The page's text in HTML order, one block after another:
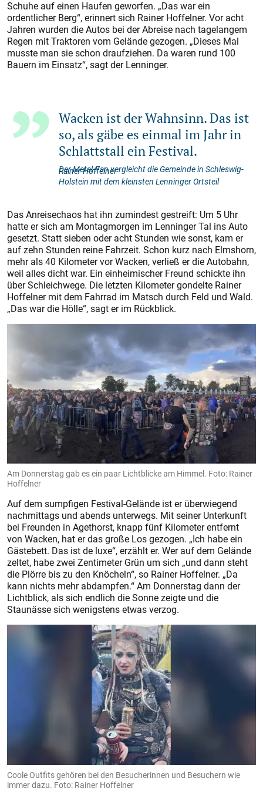
Schuhe auf einen Haufen geworfen. „Das war ein
ordentlicher Berg“, erinnert sich Rainer Hoffelner. Vor acht
Jahren wurden die Autos bei der Abreise nach tagelangem
Regen mit Traktoren vom Gelände gezogen. „Dieses Mal
musste man sie schon draufziehen. Da waren rund 100
Bauern im Einsatz“, sagt der Lenninger.
Wacken ist der Wahnsinn. Das ist
so, als gäbe es einmal im Jahr in
Schlattstall ein Festival.
Rainer Hoffelner
Der Metal-Fan vergleicht die Gemeinde in Schleswig-
Holstein mit dem kleinsten Lenninger Ortsteil
Das Anreisechaos hat ihn zumindest gestreift: Um 5 Uhr
hatte er sich am Montagmorgen im Lenninger Tal ins Auto
gesetzt. Statt sieben oder acht Stunden wie sonst, kam er
auf zehn Stunden reine Fahrzeit. Schon kurz nach Elmshorn,
mehr als 40 Kilometer vor Wacken, verließ er die Autobahn,
weil alles dicht war. Ein einheimischer Freund schickte ihn
über Schleichwege. Die letzten Kilometer gondelte Rainer
Hoffelner mit dem Fahrrad im Matsch durch Feld und Wald.
„Das war die Hölle“, sagt er im Rückblick.
Am Donnerstag gab es ein paar Lichtblicke am Himmel. Foto: Rainer
Hoffelner
Auf dem sumpfigen Festival-Gelände ist er überwiegend
nachmittags und abends unterwegs. Mit seiner Unterkunft
bei Freunden in Agethorst, knapp fünf Kilometer entfernt
von Wacken, hat er das große Los gezogen. „Ich habe ein
Gästebett. Das ist de luxe“, erzählt er. Wer auf dem Gelände
zeltet, habe zwei Zentimeter Grün um sich „und dann steht
die Plörre bis zu den Knöcheln“, so Rainer Hoffelner. „Da
kann nichts mehr abdampfen.“ Am Donnerstag dann der
Lichtblick, als sich endlich die Sonne zeigte und die
Staunässe sich wenigstens etwas verzog.
Coole Outfits gehören bei den Besucherinnen und Besuchern wie
immer dazu. Foto: Rainer Hoffelner